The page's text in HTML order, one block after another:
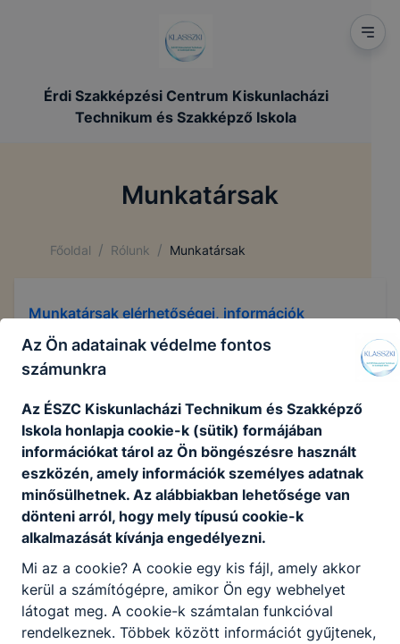
Érdi Szakképzési Centrum Kiskunlacházi
Technikum és Szakképző Iskola
Munkatársak
Főoldal / Rólunk / Munkatársak
Munkatársak elérhetőségei, információk
*****
Feltöltés
alatt
Vezetőség
Az Ön adatainak védelme fontos
számunkra
Az ÉSZC Kiskunlacházi Technikum és Szakképző
Iskola honlapja cookie-k (sütik) formájában
információkat tárol az Ön böngészésre használt
eszközén, amely információk személyes adatnak
minősülhetnek. Az alábbiakban lehetősége van
dönteni arról, hogy mely típusú cookie-k
alkalmazását kívánja engedélyezni.
Mi az a cookie? A cookie egy kis fájl, amely akkor
kerül a számítógépre, amikor Ön egy webhelyet
látogat meg. A cookie-k számtalan funkcióval
rendelkeznek. Többek között információt gyűjtenek,